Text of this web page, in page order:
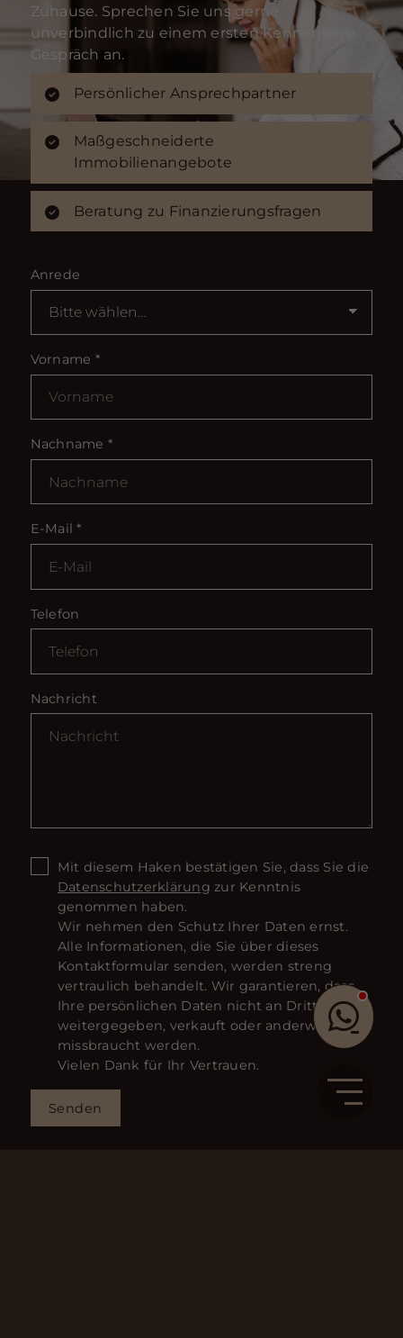
Zuhause. Sprechen Sie uns gerne
unverbindlich zu einem ersten Kennenlern-
Gespräch an.
Persönlicher Ansprechpartner
Maßgeschneiderte
Immobilienangebote
Beratung zu Finanzierungsfragen
Anrede
Vorname *
Nachname *
E-Mail*
Telefon
Nachricht
Mit diesem Haken bestätigen Sie, dass Sie die
Datenschutzerklärung zur Kenntnis
genommen haben.
Wir nehmen den Schutz Ihrer Daten ernst.
Alle Informationen, die Sie über dieses
Kontaktformular senden, werden streng
vertraulich behandelt. Wir garantieren, dass
Ihre persönlichen Daten nicht an Dritte
weitergegeben, verkauft oder anderweitig
missbraucht werden.
Vielen Dank für Ihr Vertrauen.
Senden